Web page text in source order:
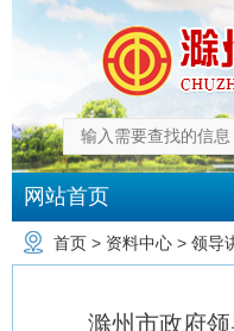
网站首页
首页 > 资料中心 > 领导
滁州市政府